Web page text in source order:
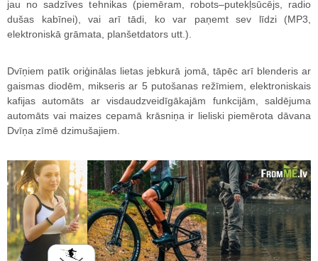
jau no sadzīves tehnikas (piemēram, robots–putekļsūcējs, radio
dušas kabīnei), vai arī tādi, ko var paņemt sev līdzi (MP3,
elektroniskā grāmata, planšetdators utt.).
Dvīņiem patīk oriģinālas lietas jebkurā jomā, tāpēc arī blenderis ar
gaismas diodēm, mikseris ar 5 putošanas režīmiem, elektroniskais
kafijas automāts ar visdaudzveidīgākajām funkcijām, saldējuma
automāts vai maizes cepamā krāsniņa ir lieliski piemērota dāvana
Dvīņa zīmē dzimušajiem.